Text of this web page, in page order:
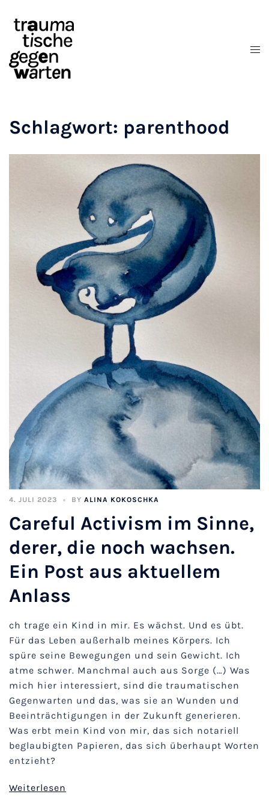
Inhalt
springen
Schlagwort: parenthood
4. JULI 2023 BY ALINA KOKOSCHKA
Careful Activism im Sinne,
derer, die noch wachsen.
Ein Post aus aktuellem
Anlass
ch trage ein Kind in mir. Es wächst. Und es übt.
Für das Leben außerhalb meines Körpers. Ich
spüre seine Bewegungen und sein Gewicht. Ich
atme schwer. Manchmal auch aus Sorge (…) Was
mich hier interessiert, sind die traumatischen
Gegenwarten und das, was sie an Wunden und
Beeinträchtigungen in der Zukunft generieren.
Was erbt mein Kind von mir, das sich notariell
beglaubigten Papieren, das sich überhaupt Worten
entzieht?
Weiterlesen